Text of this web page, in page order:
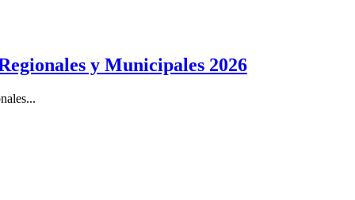
y Municipales 2026